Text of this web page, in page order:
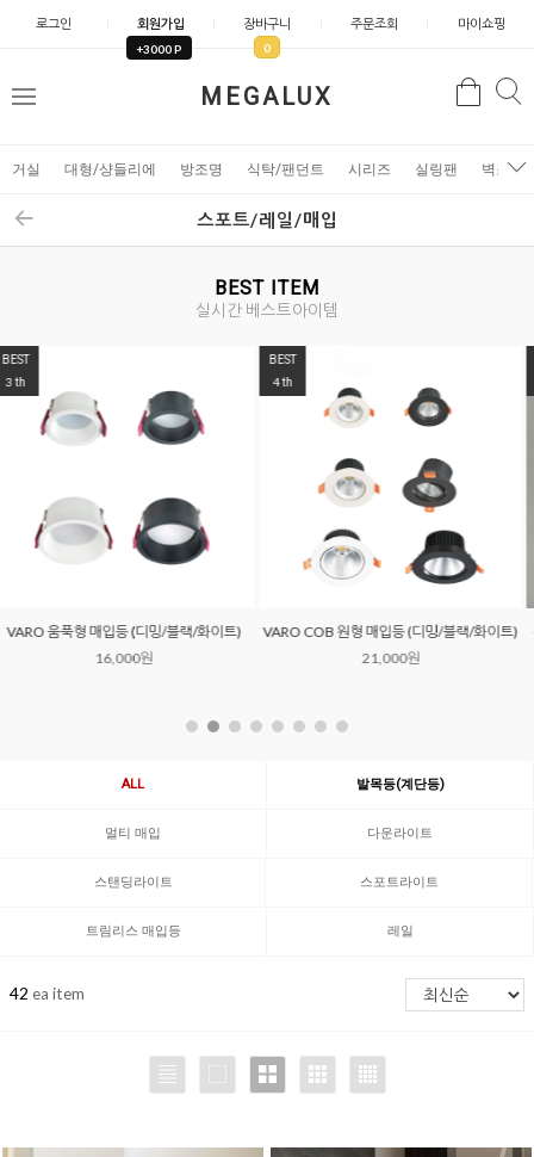
로그인 회원가입
+3000 P
장바구니
0
주문조회 마이쇼핑
MEGALUX
메
검
거실 대형/샹들리에 방조명 식탁/팬던트 시리즈 실링팬 벽조명
스포트/레일/매입
BEST ITEM
실시간 베스트아이템
BEST
5th
유니티 60 원형 매입등 (안전기 삼색변환/단
색)
BEST
6th
0유니티 75 원형 매입등 (안전기 삼색변환/단
색)
ALL 발목등(계단등)
멀티 매입 다운라이트
스탠딩라이트 스포트라이트
트림리스 매입등 레일
42 ea item